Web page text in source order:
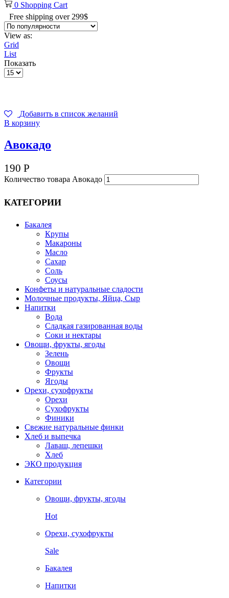
0 Shopping Cart
Free shipping over 299$
View as:
Grid
List
Показать
Добавить в список желаний
В корзину
Авокадо
190 Р
Количество товара Авокадо
КАТЕГОРИИ
Бакалея
Крупы
Макароны
Масло
Сахар
Соль
Соусы
Конфеты и натуральные сладости
Молочные продукты, Яйца, Сыр
Напитки
Вода
Сладкая газированная воды
Соки и нектары
Овощи, фрукты, ягоды
Зелень
Овощи
Фрукты
Ягоды
Орехи, сухофрукты
Орехи
Сухофрукты
Финики
Свежие натуральные финки
Хлеб и выпечка
Лаваш, лепешки
Хлеб
ЭКО продукция
Категории
Овощи, фрукты, ягоды
Hot
Орехи, сухофрукты
Sale
Бакалея
Напитки